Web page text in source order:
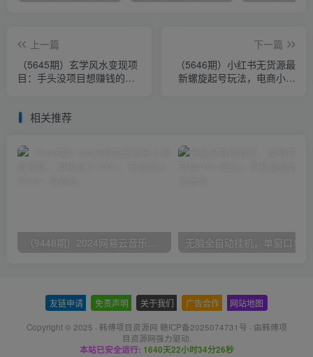
上一篇
（5645期）玄学风水变现项
目：手头没项目想赚钱的福
下一篇
（5646期）小红书无货源最
新螺旋起号玩法，电商小白
相关推荐
（9448期）2024网易云音乐人挂机项目，单机日入150+，无脑月入5000+
友链申请 免责声明 关于我们 广告合作 网站地图
Copyright © 2025 · 韩傅项目资源网 赣ICP备2025074731号 · 由韩傅项
目资源网强力驱动.
本站已安全运行: 1640天22小时34分26秒